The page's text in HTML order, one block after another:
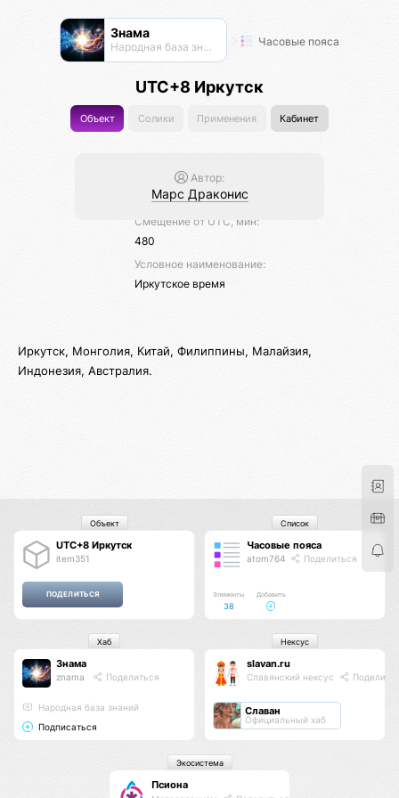
Знама
Народная база знаний Часовые пояса
UTC+8 Иркутск
Объект Солики Применения Кабинет
Автор:
Марс Драконис
Смещение от UTC, мин:
480
Условное наименование:
Иркутское время
Иркутск, Монголия, Китай, Филиппины, Малайзия,
Индонезия, Австралия.
UTC+8 Иркутск
item351
Объект
Часовые пояса
atom764 Поделиться
Элементы
38
Добавить
Список
Знама
znama Поделиться
Народная база знаний
Подписаться
Хаб
slavan.ru
Славянский нексус
Славан
Официальный хаб
Нексус
Псиона
Экосистема